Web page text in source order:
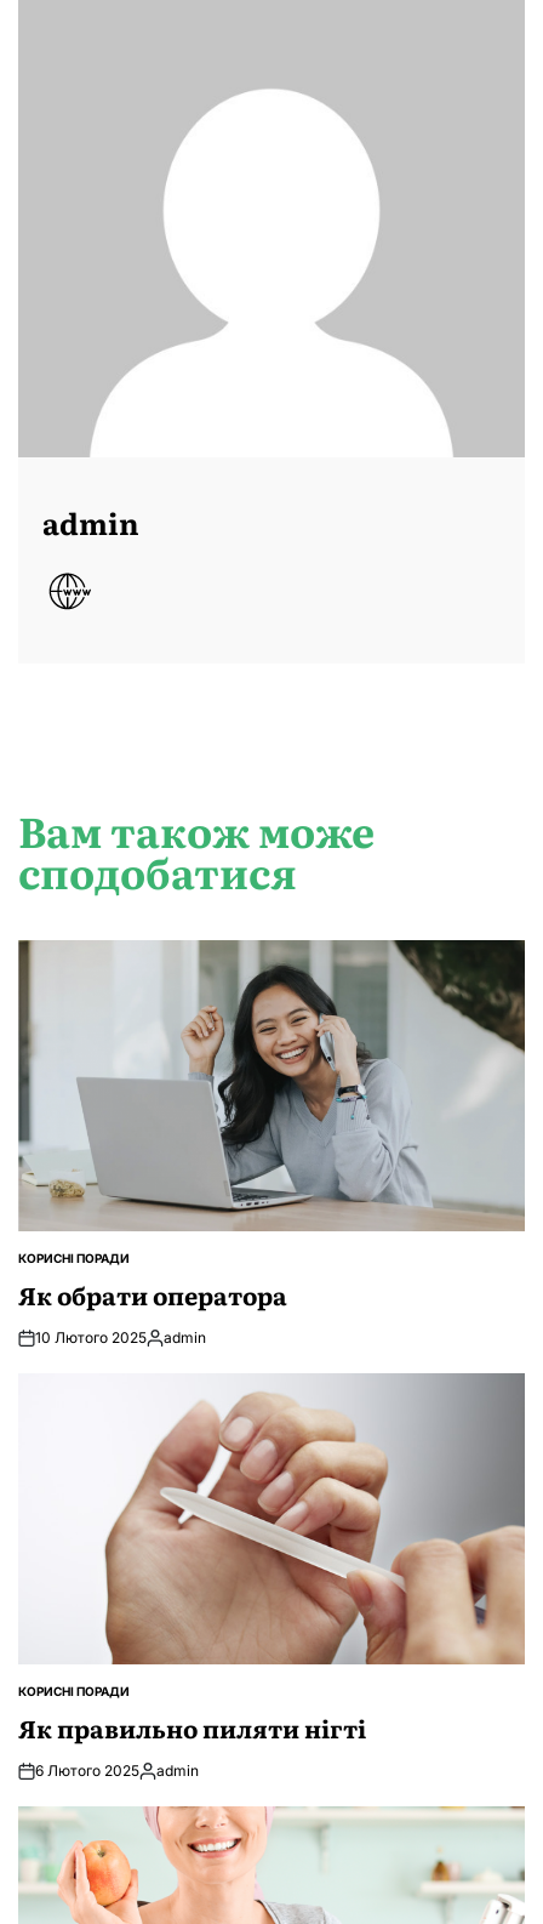
admin
Вам також може
сподобатися
ОПУБЛІКУВАТИ
КОРИСНІ ПОРАДИ
Як обрати оператора
10 Лютого 2025Опубліковано
admin
ОПУБЛІКУВАТИ
КОРИСНІ ПОРАДИ
Як правильно пиляти нігті
6 Лютого 2025Опубліковано
admin